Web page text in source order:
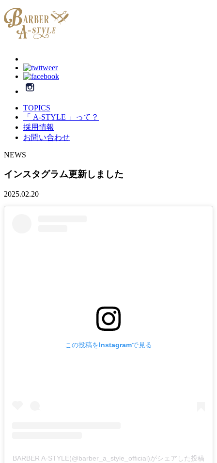
TOPICS
「 A-STYLE 」って？
採用情報
お問い合わせ
NEWS
インスタグラム更新しました
2025.02.20
この投稿をInstagramで見る
BARBER A-STYLE(@barber_a_style_official)がシェアした投稿